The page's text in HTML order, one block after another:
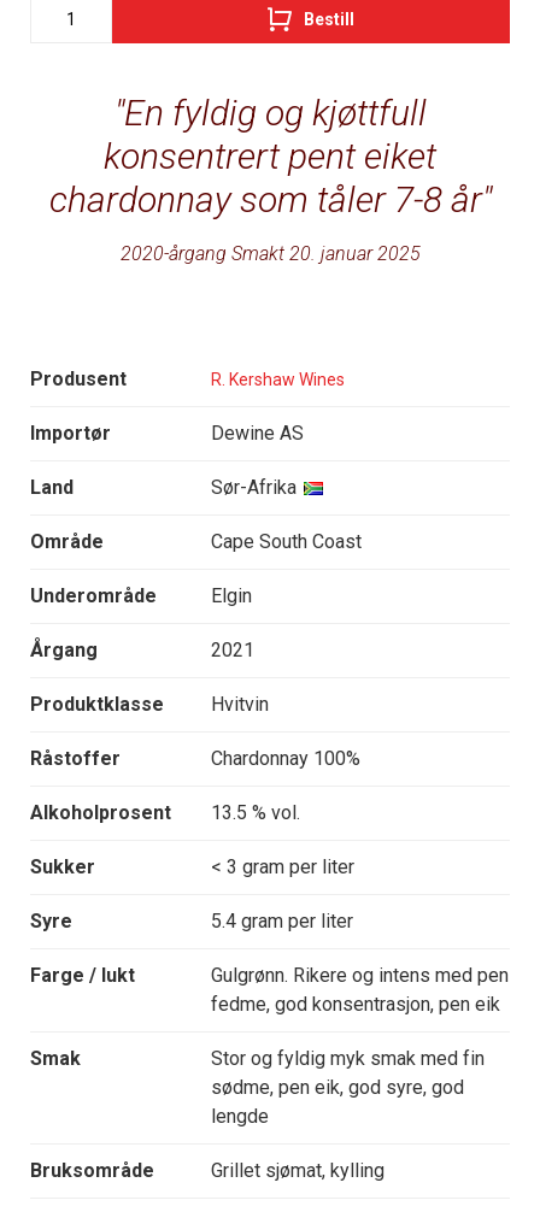
En fyldig og kjøttfull
konsentrert pent eiket
chardonnay som tåler 7-8 år
2020-årgang Smakt 20. januar 2025
Produsent R. Kershaw Wines
Importør Dewine AS
Land Sør-Afrika
Område Cape South Coast
Underområde Elgin
Årgang 2021
Produktklasse Hvitvin
Råstoffer Chardonnay 100%
Alkoholprosent 13.5 % vol.
Sukker < 3 gram per liter
Syre 5.4 gram per liter
Farge / lukt
Gulgrønn. Rikere og intens med pen
fedme, god konsentrasjon, pen eik
Smak
Stor og fyldig myk smak med fin
sødme, pen eik, god syre, god
lengde
Bruksområde Grillet sjømat, kylling
Bestill